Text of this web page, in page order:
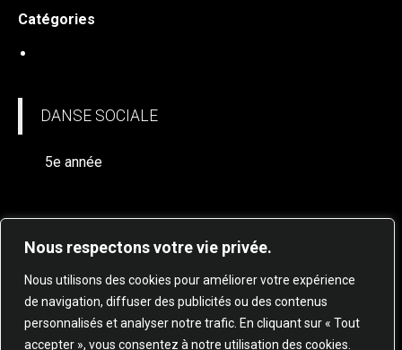
Nous respectons votre vie privée.
Nous utilisons des cookies pour améliorer votre expérience
de navigation, diffuser des publicités ou des contenus
personnalisés et analyser notre trafic. En cliquant sur « Tout
accepter », vous consentez à notre utilisation des cookies.
Catégories
DANSE SOCIALE
5e année
© 2025 STUDIO DE DANSE HARMONIE TOUS